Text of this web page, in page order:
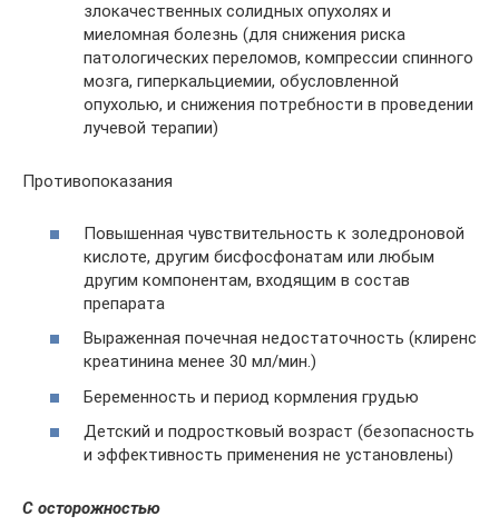
злокачественных солидных опухолях и
миеломная болезнь (для снижения риска
патологических переломов, компрессии спинного
мозга, гиперкальциемии, обусловленной
опухолью, и снижения потребности в проведении
лучевой терапии)
Противопоказания
Повышенная чувствительность к золедроновой
кислоте, другим бисфосфонатам или любым
другим компонентам, входящим в состав
препарата
Выраженная почечная недостаточность (клиренс
креатинина менее 30 мл/мин.)
Беременность и период кормления грудью
Детский и подростковый возраст (безопасность
и эффективность применения не установлены)
С осторожностью